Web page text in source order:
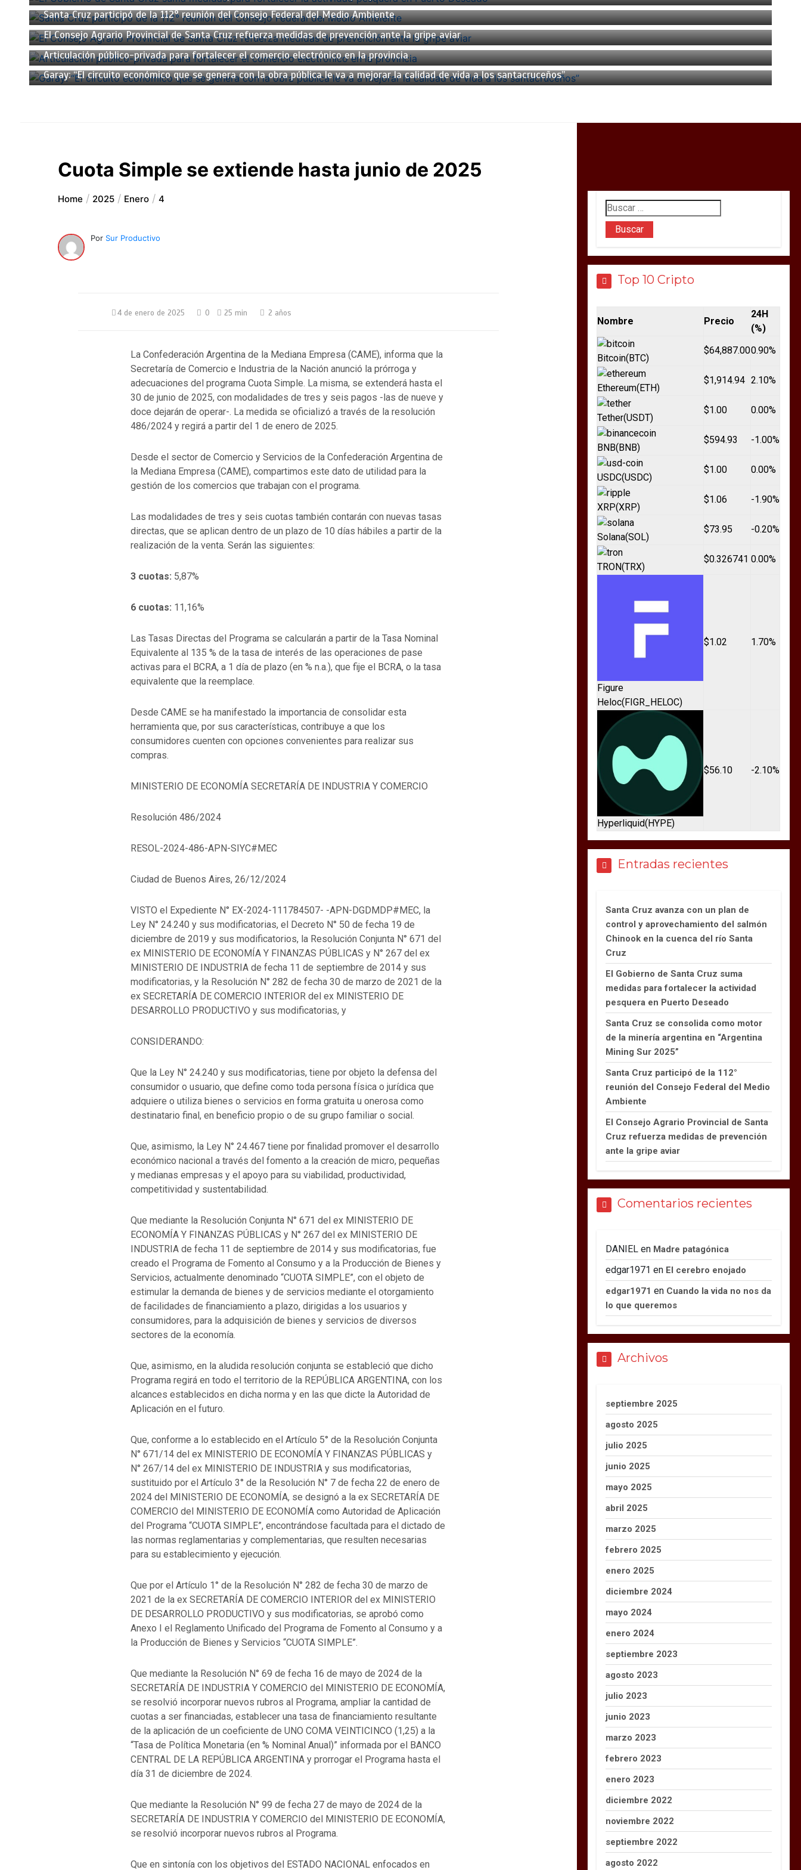
Santa Cruz participó de la 112° reunión del Consejo Federal del Medio Ambiente
24 de agosto de 2025 3 min
El Consejo Agrario Provincial de Santa Cruz refuerza medidas de prevención ante la gripe aviar
23 de agosto de 2025 4 min
Articulación público-privada para fortalecer el comercio electrónico en la provincia
22 de agosto de 2025 3 min
Garay: “El circuito económico que se genera con la obra pública le va a mejorar la calidad de vida a los santacruceños”
Cuota Simple se extiende hasta junio de 2025
Home 2025 Enero 4
Por Sur Productivo
4 de enero de 2025 0 25 min 2 años
La Confederación Argentina de la Mediana Empresa (CAME), informa que la
Secretaría de Comercio e Industria de la Nación anunció la prórroga y
adecuaciones del programa Cuota Simple. La misma, se extenderá hasta el
30 de junio de 2025, con modalidades de tres y seis pagos -las de nueve y
doce dejarán de operar-. La medida se oficializó a través de la resolución
486/2024 y regirá a partir del 1 de enero de 2025.
Desde el sector de Comercio y Servicios de la Confederación Argentina de
la Mediana Empresa (CAME), compartimos este dato de utilidad para la
gestión de los comercios que trabajan con el programa.
Las modalidades de tres y seis cuotas también contarán con nuevas tasas
directas, que se aplican dentro de un plazo de 10 días hábiles a partir de la
realización de la venta. Serán las siguientes:
3 cuotas: 5,87%
6 cuotas: 11,16%
Las Tasas Directas del Programa se calcularán a partir de la Tasa Nominal
Equivalente al 135 % de la tasa de interés de las operaciones de pase
activas para el BCRA, a 1 día de plazo (en % n.a.), que fije el BCRA, o la tasa
equivalente que la reemplace.
Desde CAME se ha manifestado la importancia de consolidar esta
herramienta que, por sus características, contribuye a que los
consumidores cuenten con opciones convenientes para realizar sus
compras.
MINISTERIO DE ECONOMÍA SECRETARÍA DE INDUSTRIA Y COMERCIO
Resolución 486/2024
RESOL-2024-486-APN-SIYC#MEC
Ciudad de Buenos Aires, 26/12/2024
VISTO el Expediente N° EX-2024-111784507- -APN-DGDMDP#MEC, la
Ley N° 24.240 y sus modificatorias, el Decreto N° 50 de fecha 19 de
diciembre de 2019 y sus modificatorios, la Resolución Conjunta N° 671 del
ex MINISTERIO DE ECONOMÍA Y FINANZAS PÚBLICAS y N° 267 del ex
MINISTERIO DE INDUSTRIA de fecha 11 de septiembre de 2014 y sus
modificatorias, y la Resolución N° 282 de fecha 30 de marzo de 2021 de la
ex SECRETARÍA DE COMERCIO INTERIOR del ex MINISTERIO DE
DESARROLLO PRODUCTIVO y sus modificatorias, y
CONSIDERANDO:
Que la Ley N° 24.240 y sus modificatorias, tiene por objeto la defensa del
consumidor o usuario, que define como toda persona física o jurídica que
adquiere o utiliza bienes o servicios en forma gratuita u onerosa como
destinatario final, en beneficio propio o de su grupo familiar o social.
Que, asimismo, la Ley N° 24.467 tiene por finalidad promover el desarrollo
económico nacional a través del fomento a la creación de micro, pequeñas
y medianas empresas y el apoyo para su viabilidad, productividad,
competitividad y sustentabilidad.
Que mediante la Resolución Conjunta N° 671 del ex MINISTERIO DE
ECONOMÍA Y FINANZAS PÚBLICAS y N° 267 del ex MINISTERIO DE
INDUSTRIA de fecha 11 de septiembre de 2014 y sus modificatorias, fue
creado el Programa de Fomento al Consumo y a la Producción de Bienes y
Servicios, actualmente denominado “CUOTA SIMPLE”, con el objeto de
estimular la demanda de bienes y de servicios mediante el otorgamiento
de facilidades de financiamiento a plazo, dirigidas a los usuarios y
consumidores, para la adquisición de bienes y servicios de diversos
sectores de la economía.
Que, asimismo, en la aludida resolución conjunta se estableció que dicho
Programa regirá en todo el territorio de la REPÚBLICA ARGENTINA, con los
alcances establecidos en dicha norma y en las que dicte la Autoridad de
Aplicación en el futuro.
Que, conforme a lo establecido en el Artículo 5° de la Resolución Conjunta
N° 671/14 del ex MINISTERIO DE ECONOMÍA Y FINANZAS PÚBLICAS y
N° 267/14 del ex MINISTERIO DE INDUSTRIA y sus modificatorias,
sustituido por el Artículo 3° de la Resolución N° 7 de fecha 22 de enero de
2024 del MINISTERIO DE ECONOMÍA, se designó a la ex SECRETARÍA DE
COMERCIO del MINISTERIO DE ECONOMÍA como Autoridad de Aplicación
del Programa “CUOTA SIMPLE”, encontrándose facultada para el dictado de
las normas reglamentarias y complementarias, que resulten necesarias
para su establecimiento y ejecución.
Que por el Artículo 1° de la Resolución N° 282 de fecha 30 de marzo de
2021 de la ex SECRETARÍA DE COMERCIO INTERIOR del ex MINISTERIO
DE DESARROLLO PRODUCTIVO y sus modificatorias, se aprobó como
Anexo I el Reglamento Unificado del Programa de Fomento al Consumo y a
la Producción de Bienes y Servicios “CUOTA SIMPLE”.
Que mediante la Resolución N° 69 de fecha 16 de mayo de 2024 de la
SECRETARÍA DE INDUSTRIA Y COMERCIO del MINISTERIO DE ECONOMÍA,
se resolvió incorporar nuevos rubros al Programa, ampliar la cantidad de
cuotas a ser financiadas, establecer una tasa de financiamiento resultante
de la aplicación de un coeficiente de UNO COMA VEINTICINCO (1,25) a la
“Tasa de Política Monetaria (en % Nominal Anual)” informada por el BANCO
CENTRAL DE LA REPÚBLICA ARGENTINA y prorrogar el Programa hasta el
día 31 de diciembre de 2024.
Que mediante la Resolución N° 99 de fecha 27 de mayo de 2024 de la
SECRETARÍA DE INDUSTRIA Y COMERCIO del MINISTERIO DE ECONOMÍA,
se resolvió incorporar nuevos rubros al Programa.
Que en sintonía con los objetivos del ESTADO NACIONAL enfocados en
Top 10 Cripto
Nombre Precio
24H
(%)
Bitcoin(BTC)
$64,887.000.90%
Ethereum(ETH)
$1,914.94 2.10%
Tether(USDT)
$1.00 0.00%
BNB(BNB)
$594.93 -1.00%
USDC(USDC)
$1.00 0.00%
XRP(XRP)
$1.06 -1.90%
Solana(SOL)
$73.95 -0.20%
TRON(TRX)
$0.326741 0.00%
Figure
Heloc(FIGR_HELOC)
$1.02 1.70%
Hyperliquid(HYPE)
$56.10 -2.10%
Entradas recientes
Santa Cruz avanza con un plan de
control y aprovechamiento del salmón
Chinook en la cuenca del río Santa
Cruz
El Gobierno de Santa Cruz suma
medidas para fortalecer la actividad
pesquera en Puerto Deseado
Santa Cruz se consolida como motor
de la minería argentina en “Argentina
Mining Sur 2025”
Santa Cruz participó de la 112°
reunión del Consejo Federal del Medio
Ambiente
El Consejo Agrario Provincial de Santa
Cruz refuerza medidas de prevención
ante la gripe aviar
Comentarios recientes
DANIEL en Madre patagónica
edgar1971 en El cerebro enojado
edgar1971 en Cuando la vida no nos da
lo que queremos
Archivos
septiembre 2025
agosto 2025
julio 2025
junio 2025
mayo 2025
abril 2025
marzo 2025
febrero 2025
enero 2025
diciembre 2024
mayo 2024
enero 2024
septiembre 2023
agosto 2023
julio 2023
junio 2023
marzo 2023
febrero 2023
enero 2023
diciembre 2022
noviembre 2022
septiembre 2022
agosto 2022